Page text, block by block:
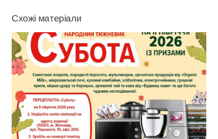
Схожі матеріали